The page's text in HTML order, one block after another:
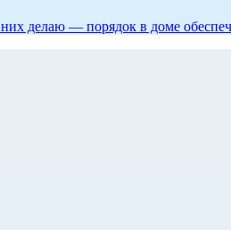
них делаю — порядок в доме